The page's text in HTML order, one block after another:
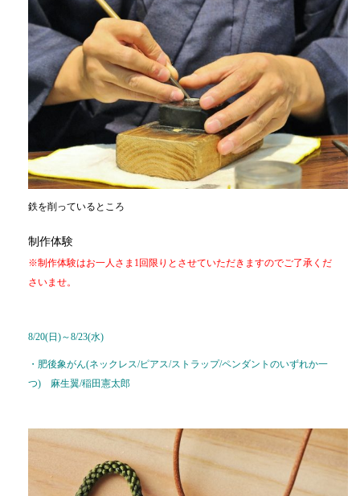
鉄を削っているところ
制作体験
※制作体験はお一人さま1回限りとさせていただきますのでご了承くだ
さいませ。
8/20(日)～8/23(水)
・肥後象がん(ネックレス/ピアス/ストラップ/ペンダントのいずれか一
つ) 麻生翼/稲田憲太郎